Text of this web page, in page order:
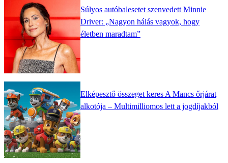
Súlyos autóbalesetet szenvedett Minnie
Driver: „Nagyon hálás vagyok, hogy
életben maradtam”
Elképesztő összeget keres A Mancs őrjárat
alkotója – Multimilliomos lett a jogdíjakból